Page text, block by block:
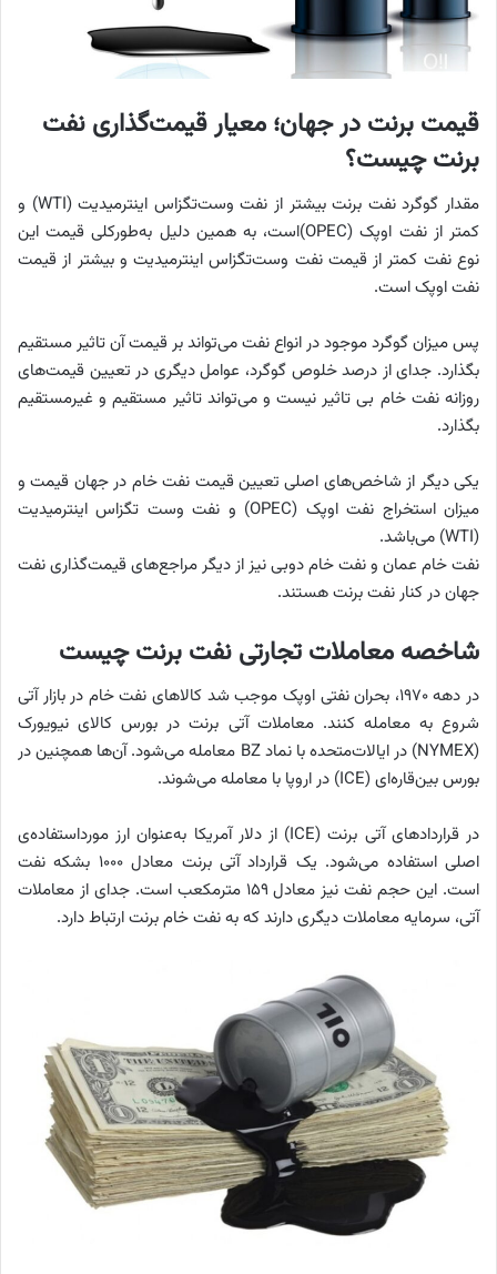
قیمت برنت در جهان؛ معیار قیمت‌گذاری نفت
برنت چیست؟
مقدار گوگرد نفت برنت بیشتر از نفت وست‌تگزاس اینترمیدیت (WTI) و
کمتر از نفت اوپک (OPEC)است، به همین دلیل به‌طورکلی قیمت این
نوع نفت کمتر از قیمت نفت وست‌تگزاس اینترمیدیت و بیشتر از قیمت
نفت اوپک است.
پس میزان گوگرد موجود در انواع نفت می‌تواند بر قیمت آن تاثیر مستقیم
بگذارد. جدای از درصد خلوص گوگرد، عوامل دیگری در تعیین قیمت‌های
روزانه نفت خام بی تاثیر نیست و می‌تواند تاثیر مستقیم و غیرمستقیم
بگذارد.
یکی دیگر از شاخص‌های اصلی تعیین قیمت نفت خام در جهان قیمت و
میزان استخراج نفت اوپک (OPEC) و نفت وست تگزاس اینترمیدیت
(WTI) می‌باشد.
نفت خام عمان و نفت خام دوبی نیز از دیگر مراجع‌های قیمت‌گذاری نفت
جهان در کنار نفت برنت هستند.
شاخصه معاملات تجارتی نفت برنت چیست
در دهه ۱۹۷۰، بحران نفتی اوپک موجب شد کالاهای نفت خام در بازار آتی
شروع به معامله کنند. معاملات آتی برنت در بورس کالای نیویورک
(NYMEX) در ایالات‌متحده با نماد BZ معامله می‌شود. آن‌ها همچنین در
بورس بین‌قاره‌ای (ICE) در اروپا با معامله می‌شوند.
در قراردادهای آتی برنت (ICE) از دلار آمریکا به‌عنوان ارز مورداستفاده‌ی
اصلی استفاده می‌شود. یک قرارداد آتی برنت معادل ۱۰۰۰ بشکه نفت
است. این حجم نفت نیز معادل ۱۵۹ مترمکعب است. جدای از معاملات
آتی، سرمایه معاملات دیگری دارند که به نفت خام برنت ارتباط دارد.